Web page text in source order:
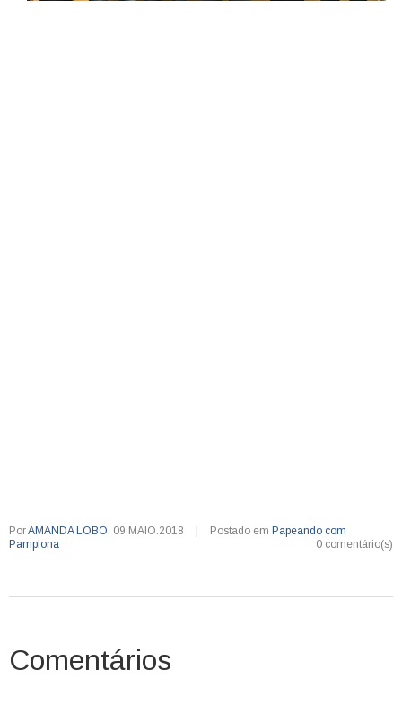
PorAMANDA LOBO, 09.MAIO.2018 Postado em Papeando com
Pamplona
0 comentário(s)
Comentários